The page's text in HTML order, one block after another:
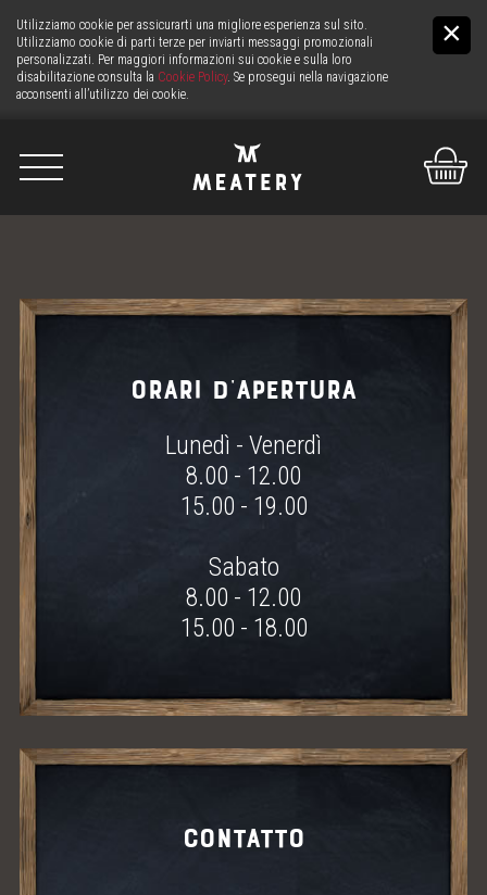
Utilizziamo cookie per assicurarti una migliore esperienza sul sito.
Utilizziamo cookie di parti terze per inviarti messaggi promozionali
personalizzati. Per maggiori informazioni sui cookie e sulla loro
disabilitazione consulta la Cookie Policy. Se prosegui nella navigazione
acconsenti all’utilizzo dei cookie.
NOI
SERVIZIO CARNE H24
MEAT LOVE - THE MAGAZINE
MEATINGPOINT
CONTATTO & ORARI D'APERTURA
ORARI D'APERTURA
Lunedì - Venerdì
8.00 - 12.00
15.00 - 19.00
Sabato
8.00 - 12.00
15.00 - 18.00
CONTATTO